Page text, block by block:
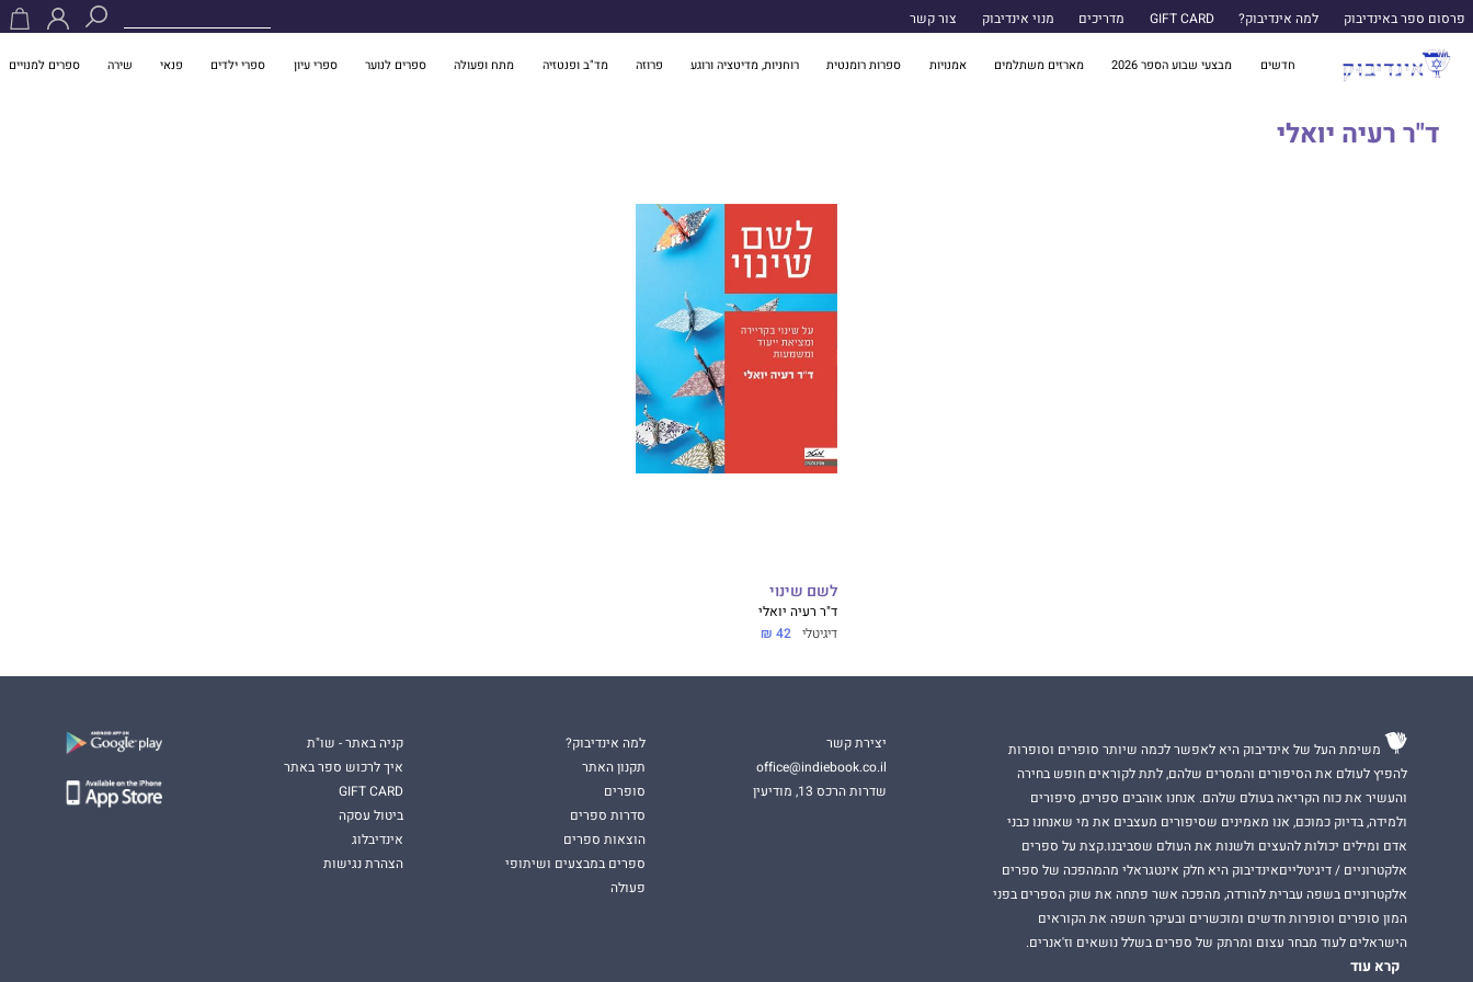
פרסום ספר באינדיבוק למה אינדיבוק? GIFT CARD מדריכים מנוי אינדיבוק צור קשר
חדשים מבצעי שבוע הספר 2026 מארזים משתלמים אמנויות ספרות רומנטית רוחניות, מדיטציה ורוגע פרוזה מד"ב ופנטזיה מתח ופעולה ספרים לנוער ספרי עיון ספרי ילדים פנאי שירה ספרים למנויים
ד"ר רעיה יואלי
לשם שינוי
ד"ר רעיה יואלי
דיגיטלי 42 ₪
משימת העל של אינדיבוק היא לאפשר לכמה שיותר סופרים וסופרות
להפיץ לעולם את הסיפורים והמסרים שלהם, לתת לקוראים חופש בחירה
והעשיר את כוח הקריאה בעולם שלהם. אנחנו אוהבים ספרים, סיפורים
ולמידה, בדיוק כמוכם, אנו מאמינים שסיפורים מעצבים את מי שאנחנו כבני
אדם ומילים יכולות להעצים ולשנות את העולם שסביבנו.קצת על ספרים
אלקטרוניים / דיגיטלייםאינדיבוק היא חלק אינטגראלי מהמהפכה של ספרים
אלקטרוניים בשפה עברית להורדה, מהפכה אשר פתחה את שוק הספרים בפני
המון סופרים וסופרות חדשים ומוכשרים ובעיקר חשפה את הקוראים
הישראלים לעוד מבחר עצום ומרתק של ספרים בשלל נושאים וז'אנרים.
קרא עוד
יצירת קשר
office@indiebook.co.il
שדרות הרכס 13, מודיעין
למה אינדיבוק?
תקנון האתר
סופרים
סדרות ספרים
הוצאות ספרים
ספרים במבצעים ושיתופי
פעולה
קניה באתר - שו"ת
איך לרכוש ספר באתר
GIFT CARD
ביטול עסקה
אינדיבלוג
הצהרת נגישות